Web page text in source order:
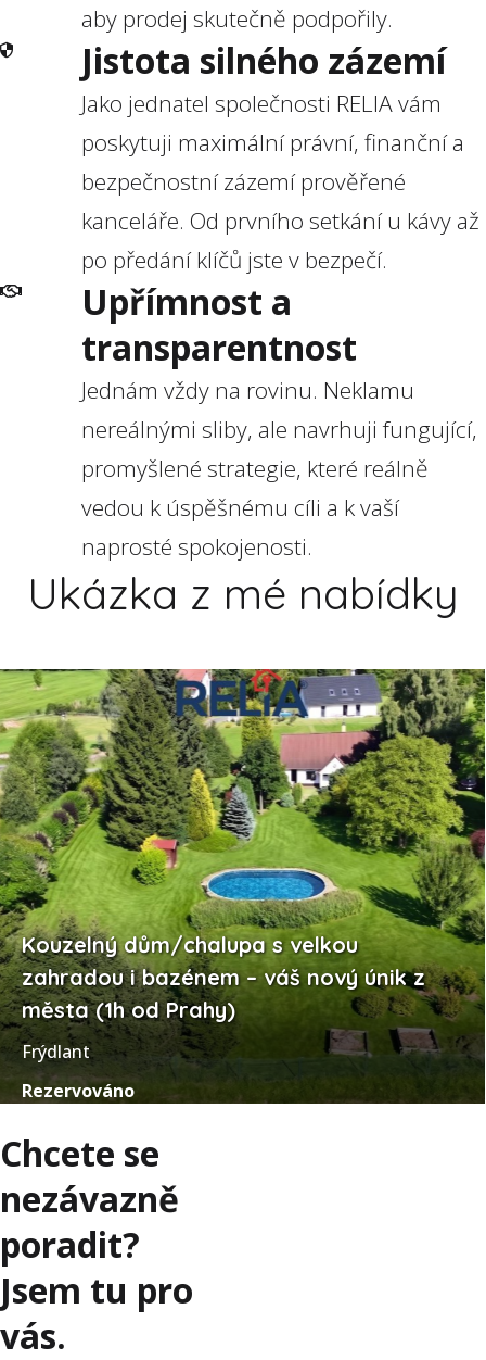
aby prodej skutečně podpořily.
Jistota silného zázemí
Jako jednatel společnosti RELIA vám
poskytuji maximální právní, finanční a
bezpečnostní zázemí prověřené
kanceláře. Od prvního setkání u kávy až
po předání klíčů jste v bezpečí.
Upřímnost a
transparentnost
Jednám vždy na rovinu. Neklamu
nereálnými sliby, ale navrhuji fungující,
promyšlené strategie, které reálně
vedou k úspěšnému cíli a k vaší
naprosté spokojenosti.
Ukázka z mé nabídky
Kouzelný dům/chalupa s velkou
zahradou i bazénem – váš nový únik z
města (1h od Prahy)
Frýdlant
Rezervováno
Chcete se
nezávazně
poradit?
Jsem tu pro
vás.